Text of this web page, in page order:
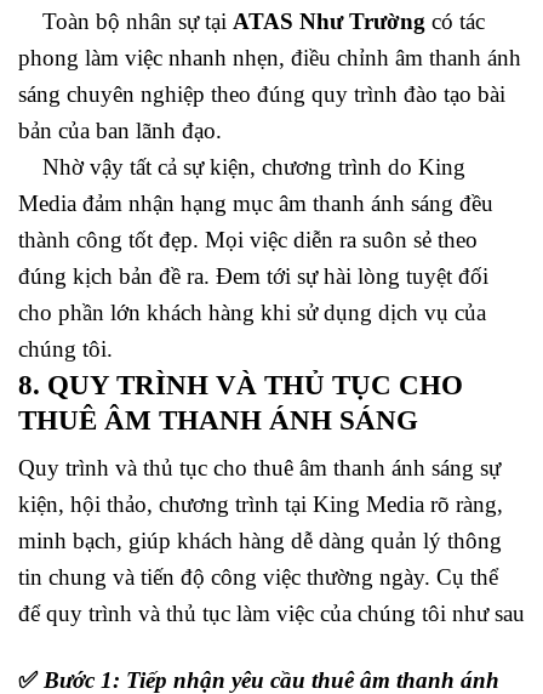
Toàn bộ nhân sự tại ATAS Như Trường có tác
phong làm việc nhanh nhẹn, điều chỉnh âm thanh ánh
sáng chuyên nghiệp theo đúng quy trình đào tạo bài
bản của ban lãnh đạo.
Nhờ vậy tất cả sự kiện, chương trình do King
Media đảm nhận hạng mục âm thanh ánh sáng đều
thành công tốt đẹp. Mọi việc diễn ra suôn sẻ theo
đúng kịch bản đề ra. Đem tới sự hài lòng tuyệt đối
cho phần lớn khách hàng khi sử dụng dịch vụ của
chúng tôi.
8. QUY TRÌNH VÀ THỦ TỤC CHO
THUÊ ÂM THANH ÁNH SÁNG
Quy trình và thủ tục cho thuê âm thanh ánh sáng sự
kiện, hội thảo, chương trình tại King Media rõ ràng,
minh bạch, giúp khách hàng dễ dàng quản lý thông
tin chung và tiến độ công việc thường ngày. Cụ thể
để quy trình và thủ tục làm việc của chúng tôi như sau
✅ Bước 1: Tiếp nhận yêu cầu thuê âm thanh ánh